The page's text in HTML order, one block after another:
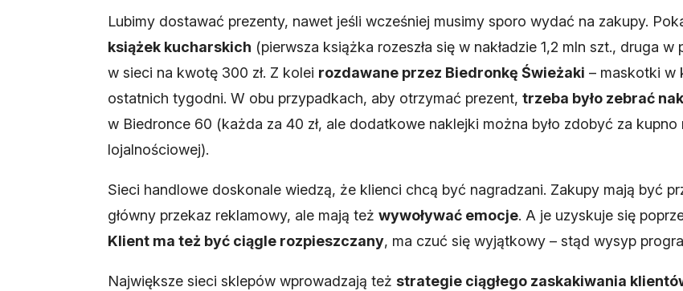
Lubimy dostawać prezenty, nawet jeśli wcześniej musimy sporo wydać na zakupy.
książek kucharskich (pierwsza książka rozeszła się w nakładzie 1,2 mln szt., druga
w sieci na kwotę 300 zł. Z kolei rozdawane przez Biedronkę Świeżaki – maskotki w
ostatnich tygodni. W obu przypadkach, aby otrzymać prezent,trzeba było zebrać
w Biedronce 60 (każda za 40 zł, ale dodatkowe naklejki można było zdobyć za
lojalnościowej).
Sieci handlowe doskonale wiedzą, że klienci chcą być nagradzani. Zakupy mają być
główny przekaz reklamowy, ale mają teżwywoływać emocje. A je uzyskuje się
Klient ma też być ciągle rozpieszczany, ma czuć się wyjątkowy – stąd wysyp
Największe sieci sklepów wprowadzają też strategie ciągłego zaskakiwania